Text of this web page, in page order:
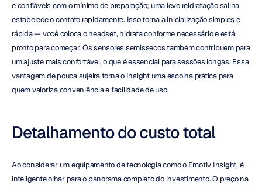
e confiáveis com o mínimo de preparação; uma leve reidratação salina
estabelece o contato rapidamente. Isso torna a inicialização simples e
rápida — você coloca o headset, hidrata conforme necessário e está
pronto para começar. Os sensores semissecos também contribuem para
um ajuste mais confortável, o que é essencial para sessões longas. Essa
vantagem de pouca sujeira torna o Insight uma escolha prática para
quem valoriza conveniência e facilidade de uso.
Detalhamento do custo total
Ao considerar um equipamento de tecnologia como o Emotiv Insight, é
inteligente olhar para o panorama completo do investimento. O preço na